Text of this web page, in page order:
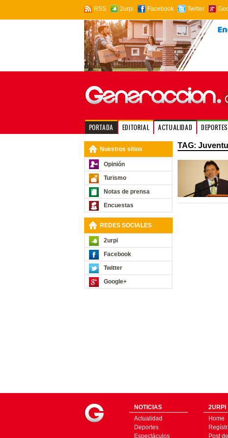
RSS 2urpi Facebook Twitter
PORTADA EDITORIAL ACTUALIDAD DEPORTES
Nuestros sitios
Opinión
Turismo
Notas de prensa
Encuestas
REDES SOCIALES
2urpi
Facebook
Twitter
Google+
TAG:
NOTICIAS
Actualidad
Deportes
Espectáculos
2URPI
Home
Post